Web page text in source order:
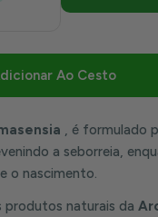
Alecrim 15 Ml |
Essencial De
Ao Cesto
, é formulado
a seborreia,
o nascimento.
produtos naturais da